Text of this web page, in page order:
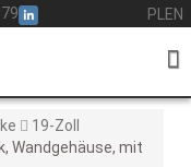
PL EN
19-Zoll
Wandgehäuse, mit